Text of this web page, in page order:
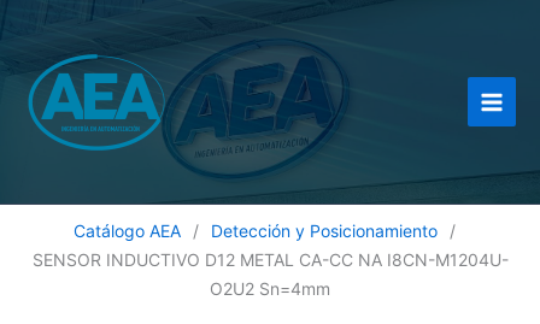
al
contenido
Catálogo AEA / Detección y Posicionamiento
/
SENSOR INDUCTIVO D12 METAL CA-CC NA I8CN-M1204U-
O2U2 Sn=4mm